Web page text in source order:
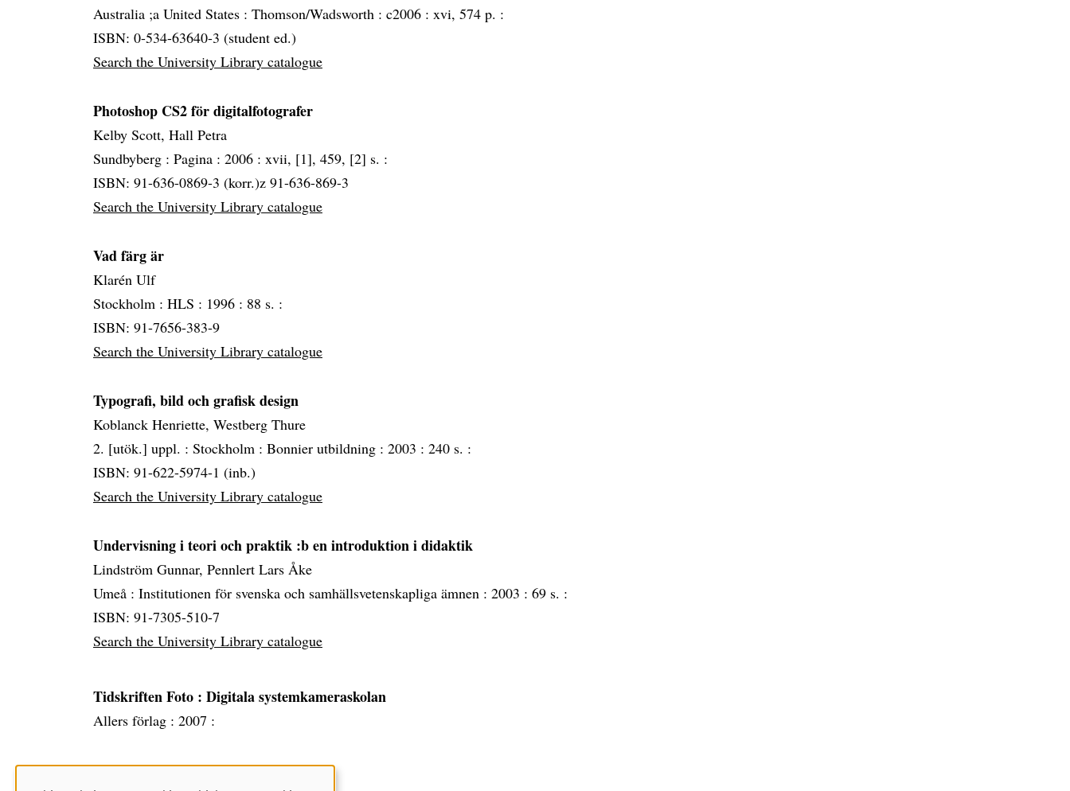
Australia ;a United States : Thomson/Wadsworth : c2006 : xvi, 574 p. :
ISBN: 0-534-63640-3 (student ed.)
Search the University Library catalogue
Photoshop CS2 för digitalfotografer
Kelby Scott, Hall Petra
Sundbyberg : Pagina : 2006 : xvii, [1], 459, [2] s. :
ISBN: 91-636-0869-3 (korr.)z 91-636-869-3
Search the University Library catalogue
Vad färg är
Klarén Ulf
Stockholm : HLS : 1996 : 88 s. :
ISBN: 91-7656-383-9
Search the University Library catalogue
Typografi, bild och grafisk design
Koblanck Henriette, Westberg Thure
2. [utök.] uppl. : Stockholm : Bonnier utbildning : 2003 : 240 s. :
ISBN: 91-622-5974-1 (inb.)
Search the University Library catalogue
Undervisning i teori och praktik :b en introduktion i didaktik
Lindström Gunnar, Pennlert Lars Åke
Umeå : Institutionen för svenska och samhällsvetenskapliga ämnen : 2003 : 69 s. :
ISBN: 91-7305-510-7
Search the University Library catalogue
Tidskriften Foto : Digitala systemkameraskolan
Allers förlag : 2007 :